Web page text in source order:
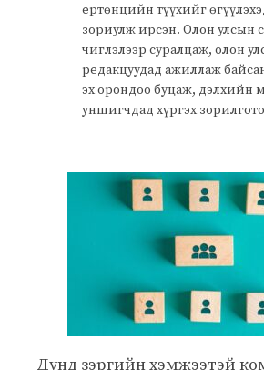
ертөнцийн түүхийг
зориулж ирсэн. Олон улсын
чиглэлээр суралцаж, олон
редакцуудад ажиллаж
эх орондоо буцаж, дэлхийн
уншигчдад хүргэх
Дунд зэргийн хэмжээтэй